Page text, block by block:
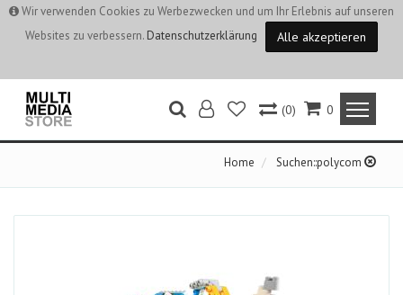
Wir verwenden Cookies zu Werbezwecken und um Ihr Erlebnis auf unseren
Websites zu verbessern. Datenschutzerklärung Alle akzeptieren
0
(0)
Home Suchen::polycom